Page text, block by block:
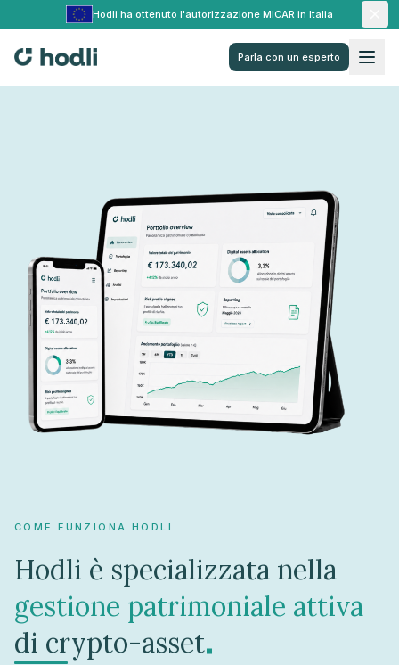
Hodli ha ottenuto l'autorizzazione MiCAR in Italia
Parla con un esperto
COME FUNZIONA HODLI
Hodli è specializzata nella
gestione patrimoniale attiva
di crypto-asset.